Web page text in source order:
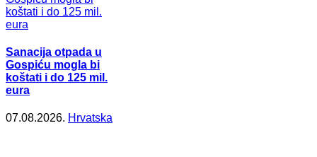
Sanacija otpada u
Gospiću mogla bi
koštati i do 125 mil.
eura
07.08.2026. Hrvatska